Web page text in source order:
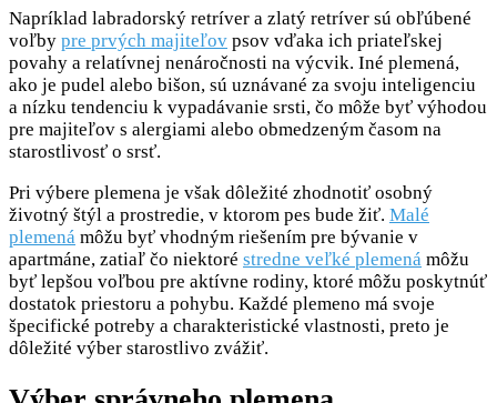
Napríklad labradorský retríver a zlatý retríver sú obľúbené
voľby pre prvých majiteľov psov vďaka ich priateľskej
povahy a relatívnej nenáročnosti na výcvik. Iné plemená,
ako je pudel alebo bišon, sú uznávané za svoju inteligenciu
a nízku tendenciu k vypadávanie srsti, čo môže byť výhodou
pre majiteľov s alergiami alebo obmedzeným časom na
starostlivosť o srsť.
Pri výbere plemena je však dôležité zhodnotiť osobný
životný štýl a prostredie, v ktorom pes bude žiť. Malé
plemená môžu byť vhodným riešením pre bývanie v
apartmáne, zatiaľ čo niektoré stredne veľké plemená môžu
byť lepšou voľbou pre aktívne rodiny, ktoré môžu poskytnúť
dostatok priestoru a pohybu. Každé plemeno má svoje
špecifické potreby a charakteristické vlastnosti, preto je
dôležité výber starostlivo zvážiť.